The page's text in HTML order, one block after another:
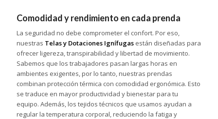
Comodidad y rendimiento en cada prenda
La seguridad no debe comprometer el confort. Por eso,
nuestras Telas y Dotaciones Ignífugasestán diseñadas para
ofrecer ligereza, transpirabilidad y libertad de movimiento.
Sabemos que los trabajadores pasan largas horas en
ambientes exigentes, por lo tanto, nuestras prendas
combinan protección térmica con comodidad ergonómica. Esto
se traduce en mayor productividad y bienestar para tu
equipo. Además, los tejidos técnicos que usamos ayudan a
regular la temperatura corporal, reduciendo la fatiga y